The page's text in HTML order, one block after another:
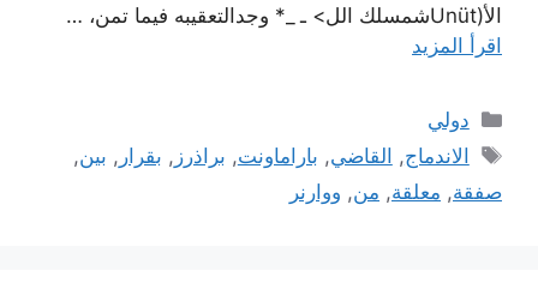
الأ(Unütشمسلك الل> ـ _* وجدالتعقيبه فيما تمن، …
اقرأ المزيد
التصنيفات
دولي
الوسوم
الاندماج, القاضي, باراماونت, براذرز , بقرار , بين,
صفقة, معلقة, من, ووارنر